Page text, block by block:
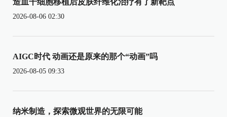
2026-08-06 02:30
AIGC时代 动画还是原来的那个“动画”吗
2026-08-05 09:33
纳米制造，探索微观世界的无限可能